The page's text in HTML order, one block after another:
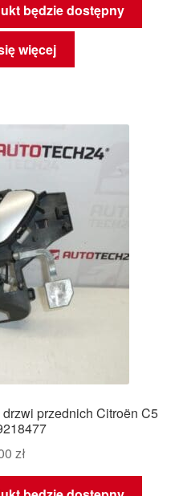
będzie dostępny
więcej
przednich Citroën C5
zł